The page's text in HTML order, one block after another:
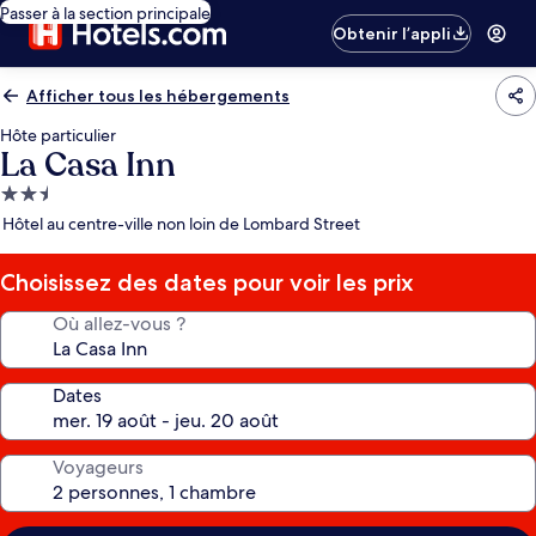
Passer à la section principale
Obtenir l’appli
Afficher tous les hébergements
Hôte particulier
La Casa Inn
Hébergement
2.5 étoiles
Hôtel au centre-ville non loin de Lombard Street
Choisissez des dates pour voir les prix
Où allez-vous ?
Dates
Voyageurs